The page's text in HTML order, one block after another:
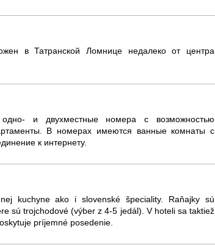
в Татранской Ломнице недалеко от центра
и двухместные номера с возможностью
В номерах имеются ванные комнаты с
к интернету.
kuchyne ako i slovenské špeciality. Raňajky sú
sú trojchodové (výber z 4-5 jedál). V hoteli sa taktiež
príjemné posedenie.